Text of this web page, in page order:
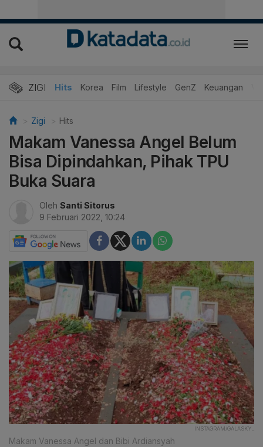
ZIGI Hits Korea Film Lifestyle GenZ Keuangan
Zigi Hits
Makam Vanessa Angel Belum
Bisa Dipindahkan, Pihak TPU
Buka Suara
Oleh Santi Sitorus
9 Februari 2022, 10:24
INSTAGRAM/GALASKY_
Makam Vanessa Angel dan Bibi Ardiansyah